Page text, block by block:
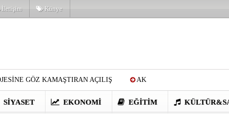
İletişim Künye
GÖZ KAMAŞTIRAN AÇILIŞ AK
HARUN CİCİ: VİDEOYU GÖRÜNCE
SIYASET EKONOMI EĞITIM